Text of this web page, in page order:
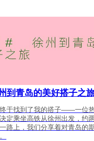
到青岛的美好搭子之
于找到了我的搭子——一位
定乘坐高铁从徐州出发，约
路上，我们分享着对青岛的